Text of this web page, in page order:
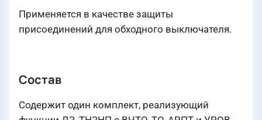
Применяется в качестве защиты
присоединений для обходного выключателя.
Состав
Содержит один комплект, реализующий